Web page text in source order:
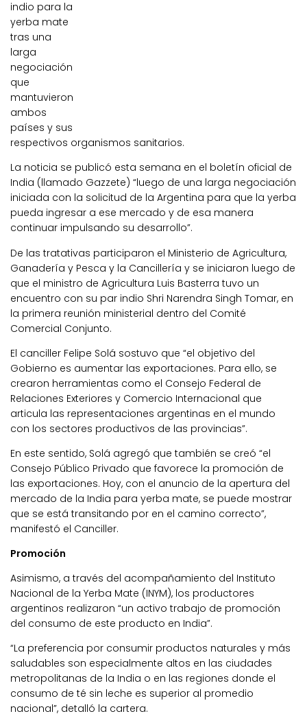
indio para la
yerba mate
tras una
larga
negociación
que
mantuvieron
ambos
países y sus
respectivos organismos sanitarios.
La noticia se publicó esta semana en el boletín oficial de
India (llamado Gazzete) “luego de una larga negociación
iniciada con la solicitud de la Argentina para que la yerba
pueda ingresar a ese mercado y de esa manera
continuar impulsando su desarrollo”.
De las tratativas participaron el Ministerio de Agricultura,
Ganadería y Pesca y la Cancillería y se iniciaron luego de
que el ministro de Agricultura Luis Basterra tuvo un
encuentro con su par indio Shri Narendra Singh Tomar, en
la primera reunión ministerial dentro del Comité
Comercial Conjunto.
El canciller Felipe Solá sostuvo que “el objetivo del
Gobierno es aumentar las exportaciones. Para ello, se
crearon herramientas como el Consejo Federal de
Relaciones Exteriores y Comercio Internacional que
articula las representaciones argentinas en el mundo
con los sectores productivos de las provincias”.
En este sentido, Solá agregó que también se creó “el
Consejo Público Privado que favorece la promoción de
las exportaciones. Hoy, con el anuncio de la apertura del
mercado de la India para yerba mate, se puede mostrar
que se está transitando por en el camino correcto”,
manifestó el Canciller.
Promoción
Asimismo, a través del acompañamiento del Instituto
Nacional de la Yerba Mate (INYM), los productores
argentinos realizaron “un activo trabajo de promoción
del consumo de este producto en India”.
“La preferencia por consumir productos naturales y más
saludables son especialmente altos en las ciudades
metropolitanas de la India o en las regiones donde el
consumo de té sin leche es superior al promedio
nacional”, detalló la cartera.